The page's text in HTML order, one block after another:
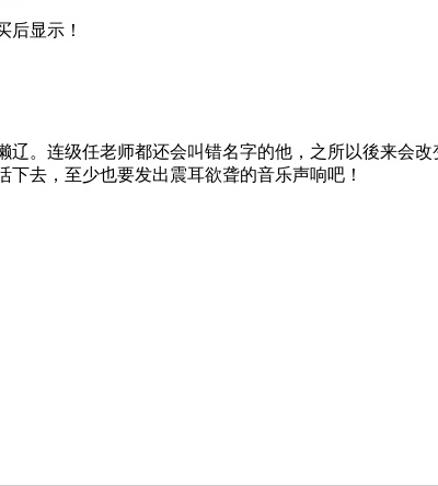
后显示！
。连级任老师都还会叫错名字的他，之所以後来会
去，至少也要发出震耳欲聋的音乐声响吧！